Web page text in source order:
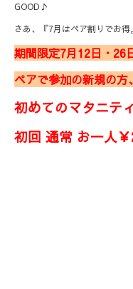
GOOD♪
さあ、『7月はペア割りでお
期間限定7月12日・26
ペアで参加の新規の方
初めてのマタニテ
初回 通常 お一人